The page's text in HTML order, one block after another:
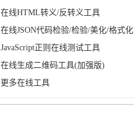
在线HTML转义/反转义工具
在线JSON代码检验/检验/美化/格式化
JavaScript正则在线测试工具
在线生成二维码工具(加强版)
更多在线工具